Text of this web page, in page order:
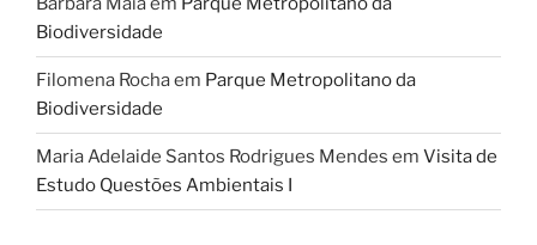
Biodiversidade
Filomena Rochaem Parque Metropolitano da
Biodiversidade
Maria Adelaide Santos Rodrigues Mendes em Visita de
Estudo Questões Ambientais I